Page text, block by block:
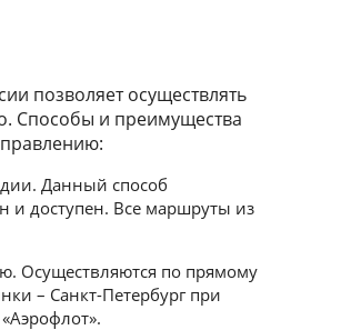
позволяет осуществлять
Способы и преимущества
Данный способ
и доступен. Все маршруты из
Осуществляются по прямому
– Санкт-Петербург при